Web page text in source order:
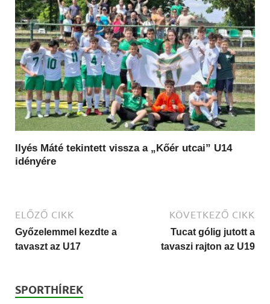
Ilyés Máté tekintett vissza a „Kőér utcai” U14
idényére
ELŐZŐ CIKK
Győzelemmel kezdte a
tavaszt az U17
KÖVETKEZŐ CIKK
Tucat gólig jutott a
tavaszi rajton az U19
SPORTHÍREK